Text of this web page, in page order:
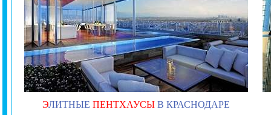
ЭЛИТНЫЕ ПЕНТХАУСЫ В КРАСНОДАРЕ